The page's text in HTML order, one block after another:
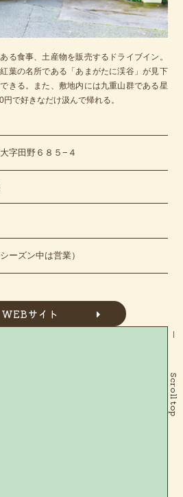
る食事、土産物を販売するドライブイン。
葉の名所である「あまがたに渓谷」が見下
きる。また、敷地内には九重山群である星
で好きなだけ汲んで帰れる。
字田野６８５−４
ーズン中は営業）
WEBサイト
Scroll top